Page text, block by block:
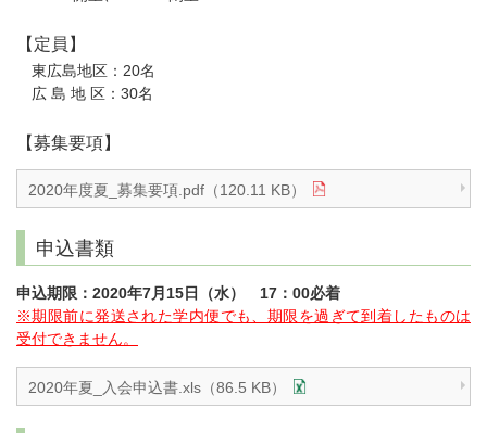
【定員】
東広島地区：20名
広 島 地 区：30名
【募集要項】
2020年度夏_募集要項.pdf（120.11 KB）
申込書類
申込期限：2020年7月15日（水） 17：00必着
※期限前に発送された学内便でも、期限を過ぎて到着したものは
受付できません。
2020年夏_入会申込書.xls（86.5 KB）